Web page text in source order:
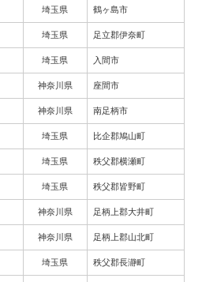
埼玉県 鶴ヶ島市
埼玉県 足立郡伊奈町
埼玉県 入間市
神奈川県 座間市
神奈川県 南足柄市
埼玉県 比企郡鳩山町
埼玉県 秩父郡横瀬町
埼玉県 秩父郡皆野町
神奈川県 足柄上郡大井町
神奈川県 足柄上郡山北町
埼玉県 秩父郡長瀞町